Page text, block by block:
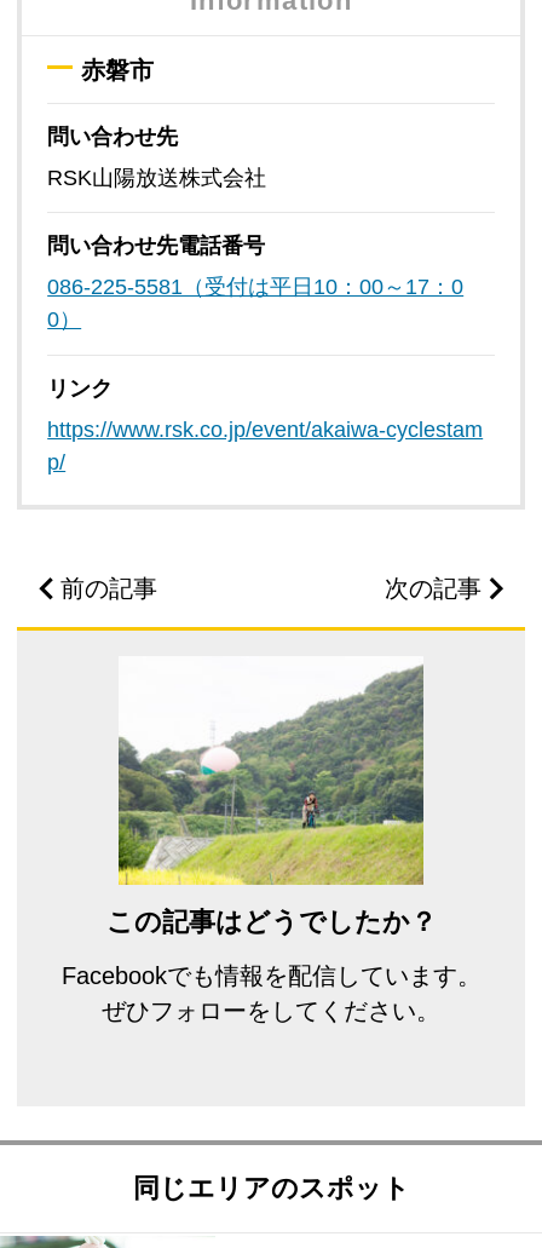
赤磐市
問い合わせ先
RSK山陽放送株式会社
問い合わせ先電話番号
086-225-5581（受付は平日10：00～17：0
0）
リンク
https://www.rsk.co.jp/event/akaiwa-cyclestam
p/
前の記事 次の記事
この記事はどうでしたか？
Facebookでも情報を配信しています。
ぜひフォローをしてください。
同じエリアのスポット